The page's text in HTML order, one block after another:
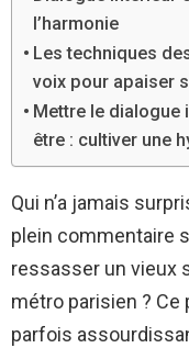
l’harmonie
Les techniques
voix pour apaiser
Mettre le dialogue
être : cultiver une
Qui n’a jamais
plein commentaire
ressasser un vieux
métro parisien ?
parfois